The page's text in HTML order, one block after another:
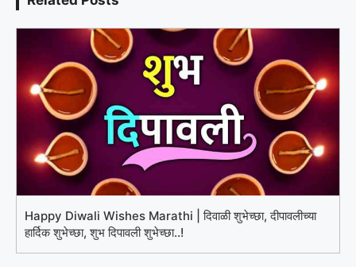
Happy Diwali Wishes Marathi | दिवाळी शुभेच्छा, दीपावलीच्या
हार्दिक शुभेच्छा, शुभ दिपावली शुभेच्छा..!